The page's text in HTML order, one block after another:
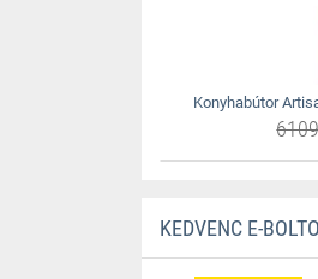
Konyhabútor
KEDVENC E-